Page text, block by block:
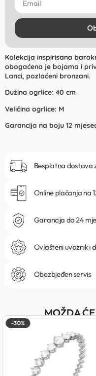
Kolekcija inspirisana
obogaćena je bojama i
Lanci, pozlaćeni bronzani.
Dužina ogrlice: 40 cm
Veličina ogrlice: M
Garancija na boju 12
Besplatna dostava
Online plaćanja na
Garancija do 24
Ovlašteni uvoznik i
Obezbjeđen servis
MOŽDA